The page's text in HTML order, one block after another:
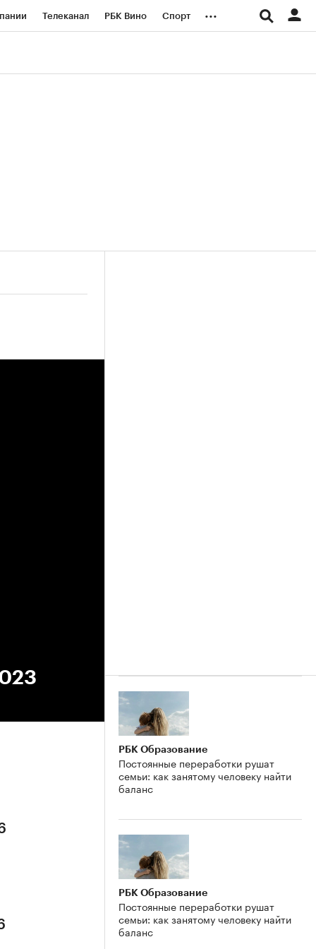
Телеканал РБК Вино Спорт ...
РБК Образование
Постоянные переработки рушат
семьи: как занятому человеку найти
баланс
РБК Образование
Постоянные переработки рушат
семьи: как занятому человеку найти
баланс